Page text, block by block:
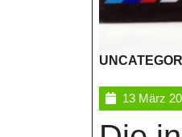
13 März